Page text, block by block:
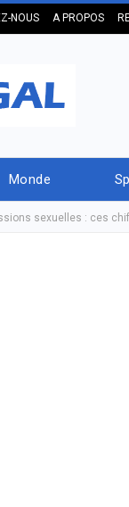
NOUS A PROPOS
Monde
sexuelles : ces